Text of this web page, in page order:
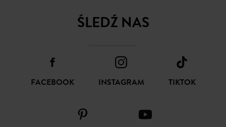
ŚLEDŹ NAS
FACEBOOK INSTAGRAM TIKTOK